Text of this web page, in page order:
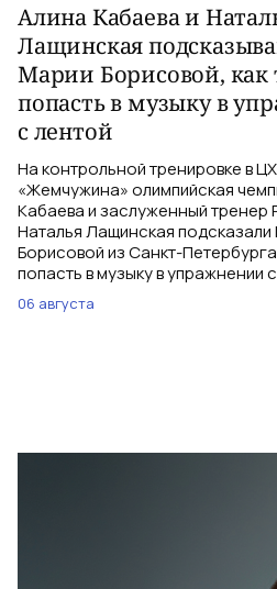
Алина Кабаева и
Лащинская
Марии Борисовой, как
попасть в музыку в
с лентой
На контрольной тренировке в
«Жемчужина» олимпийская
Кабаева и заслуженный тренер
Наталья Лащинская
Борисовой из Санкт-
попасть в музыку в упражнении
06 августа